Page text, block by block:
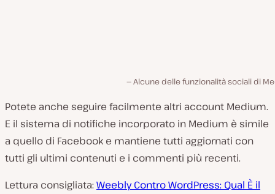
Alcune delle funzionalità sociali di
Potete anche seguire facilmente altri account Medium.
E il sistema di notifiche incorporato in Medium è simile
a quello di Facebook e mantiene tutti aggiornati con
tutti gli ultimi contenuti e i commenti più recenti.
Lettura consigliata: Weebly Contro WordPress: Qual È il